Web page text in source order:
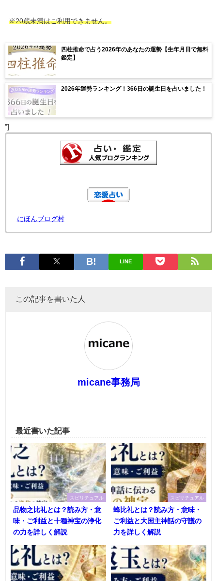
※20歳未満はご利用できません。
四柱推命で占う2026年のあなたの運勢【生年月日で無料
鑑定】
2026年運勢ランキング！366日の誕生日を占いました！
"]
にほんブログ村
LINE
この記事を書いた人
micane事務局
最近書いた記事
スピリチュアル
品物之比礼とは？読み方・意
味・ご利益と十種神宝の浄化
の力を詳しく解説
スピリチュアル
蜂比礼とは？読み方・意味・
ご利益と大国主神話の守護の
力を詳しく解説